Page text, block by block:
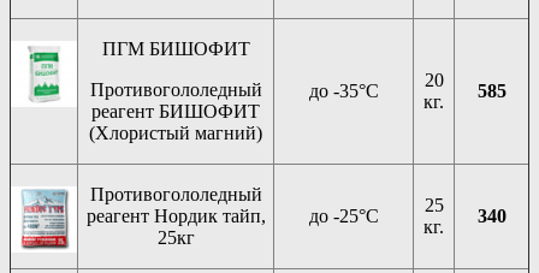
ПГМ БИШОФИТ
Противогололедный
реагент БИШОФИТ
(Хлористый магний)
до -35°C
20
кг.
585
Противогололедный
реагент Нордик тайп,
25кг
до -25°C
25
кг.
340